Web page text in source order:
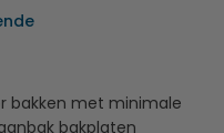
bakken met minimale
bakplaten